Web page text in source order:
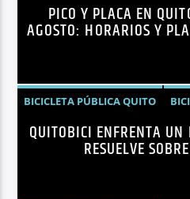
PICO Y PLACA EN
AGOSTO: HORARIOS Y
BICICLETA PÚBLICA QUITO
EDITORIAL
METRO DE QUITO
MOVILIDAD ACTIVA QUITO
QUITOBICI ENFRENTA
RESUELVE